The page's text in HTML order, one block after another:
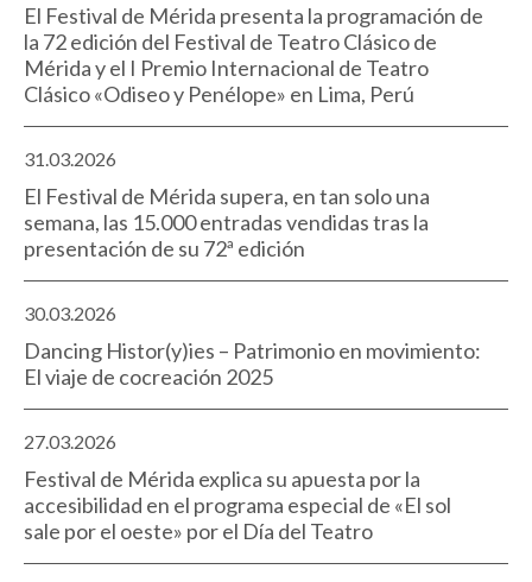
El Festival de Mérida presenta la programación de
la 72 edición del Festival de Teatro Clásico de
Mérida y el I Premio Internacional de Teatro
Clásico «Odiseo y Penélope» en Lima, Perú
31.03.2026
El Festival de Mérida supera, en tan solo una
semana, las 15.000 entradas vendidas tras la
presentación de su 72ª edición
30.03.2026
Dancing Histor(y)ies – Patrimonio en movimiento:
El viaje de cocreación 2025
27.03.2026
Festival de Mérida explica su apuesta por la
accesibilidad en el programa especial de «El sol
sale por el oeste» por el Día del Teatro